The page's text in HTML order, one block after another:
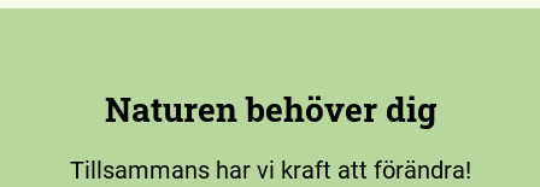
Naturen behöver dig
Tillsammans har vi kraft att förändra!